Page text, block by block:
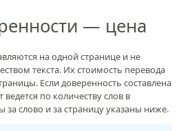
— цена
на одной странице и не
текста. Их стоимость перевода
Если доверенность составлена
ведется по количеству слов в
слово и за страницу указаны ниже.